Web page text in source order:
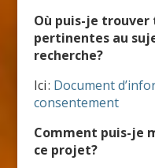
Où puis-je
pertinentes au
recherche?
Ici : Document
consentement
Comment puis-je
ce projet?